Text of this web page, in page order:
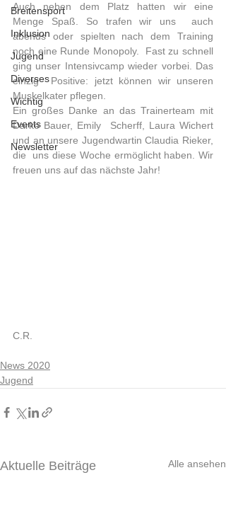
Breitensport
Inklusion
Jugend
Diverses
Wichtig
Events
Newsletter
Auch neben dem Platz hatten wir eine
Menge Spaß. So trafen wir uns  auch
abends oder spielten nach dem Training
noch eine Runde Monopoly.  Fast zu schnell
ging unser Intensivcamp wieder vorbei. Das
einzig  Positive: jetzt können wir unseren
Muskelkater pflegen.
Ein großes Danke an das Trainerteam mit
Darko Bauer, Emily  Scherff, Laura Wichert
und an unsere Jugendwartin Claudia Rieker,
die  uns diese Woche ermöglicht haben. Wir
freuen uns auf das nächste Jahr!
C.R.
News 2020
Jugend
Aktuelle Beiträge Alle ansehen